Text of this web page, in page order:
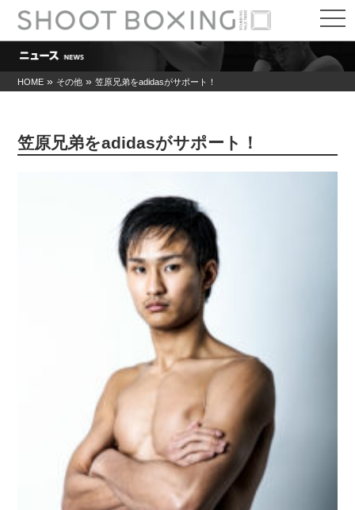
t
o
g
l
n
a
HOME » その他 »笠原兄弟をadidasがサポート！
笠原兄弟をadidasがサポート！